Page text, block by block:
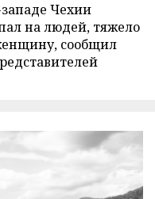
Чехии
на людей, тяжело
сообщил